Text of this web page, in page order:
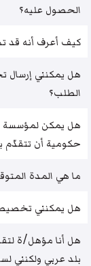
الحصول عليه؟
كيف أعرف أنه قد
هل يمكنني إرسال
الطلب؟
هل يمكن لمؤسسة
حكومية أن
ما هي المدة
هل يمكنني
هل أنا مؤهل/ة
بلد عربي ولكنني